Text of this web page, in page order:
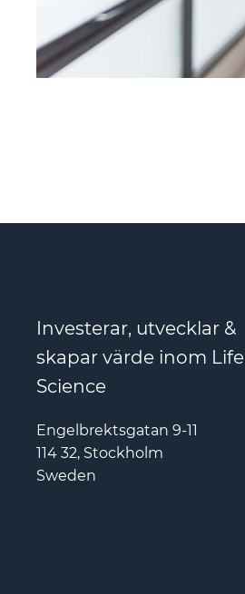
Investerar, utvecklar &
skapar värde inom Life
Science
Engelbrektsgatan 9-11
114 32, Stockholm
Sweden